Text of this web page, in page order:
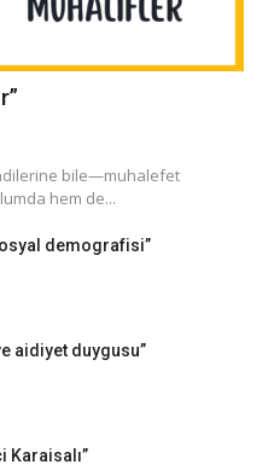
bile—muhalefet
hem de...
demografisi”
aidiyet duygusu”
Karaisalı”